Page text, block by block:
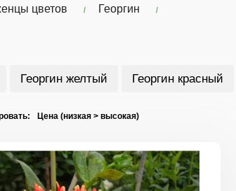
цветов Георгин
Георгин желтый Георгин красный